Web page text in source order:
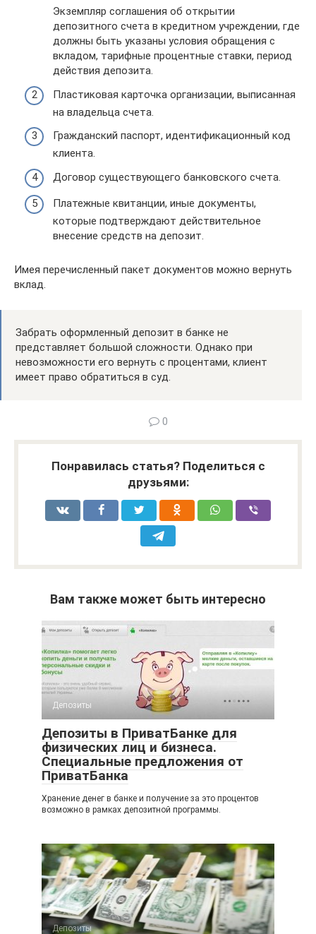
Экземпляр соглашения об открытии
депозитного счета в кредитном учреждении, где
должны быть указаны условия обращения с
вкладом, тарифные процентные ставки, период
действия депозита.
Пластиковая карточка организации, выписанная
на владельца счета.
Гражданский паспорт, идентификационный код
клиента.
Договор существующего банковского счета.
Платежные квитанции, иные документы,
которые подтверждают действительное
внесение средств на депозит.
Имея перечисленный пакет документов можно вернуть
вклад.
Забрать оформленный депозит в банке не
представляет большой сложности. Однако при
невозможности его вернуть с процентами, клиент
имеет право обратиться в суд.
0
Понравилась статья? Поделиться с
друзьями:
Вам также может быть интересно
Депозиты
Депозиты в ПриватБанке для
физических лиц и бизнеса.
Специальные предложения от
ПриватБанка
Хранение денег в банке и получение за это процентов
возможно в рамках депозитной программы.
Депозиты